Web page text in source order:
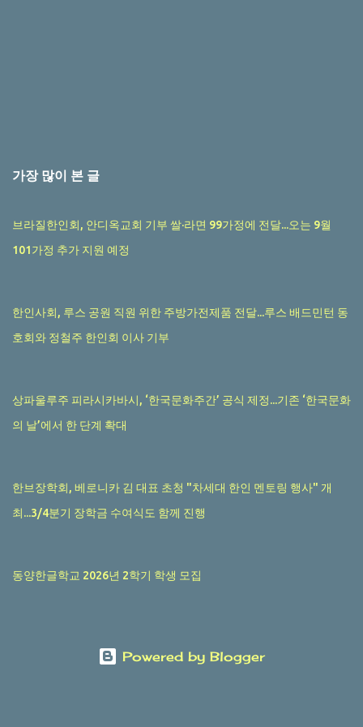
가장 많이 본 글
브라질한인회, 안디옥교회 기부 쌀·라면 99가정에 전달...오는 9월
101가정 추가 지원 예정
한인사회, 루스 공원 직원 위한 주방가전제품 전달...루스 배드민턴 동
호회와 정철주 한인회 이사 기부
상파울루주 피라시카바시, ‘한국문화주간’ 공식 제정...기존 ‘한국문화
의 날’에서 한 단계 확대
한브장학회, 베로니카 김 대표 초청 "차세대 한인 멘토링 행사" 개
최...3/4분기 장학금 수여식도 함께 진행
동양한글학교 2026년 2학기 학생 모집
Powered by Blogger